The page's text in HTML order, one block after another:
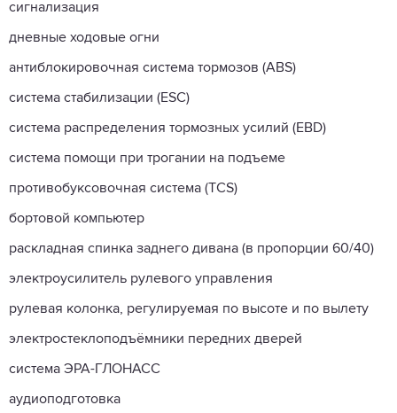
сигнализация
дневные ходовые огни
антиблокировочная система тормозов (ABS)
система стабилизации (ESC)
система распределения тормозных усилий (EBD)
система помощи при трогании на подъеме
противобуксовочная система (TCS)
бортовой компьютер
раскладная спинка заднего дивана (в пропорции 60/40)
электроусилитель рулевого управления
рулевая колонка, регулируемая по высоте и по вылету
электростеклоподъёмники передних дверей
система ЭРА-ГЛОНАСC
аудиоподготовка